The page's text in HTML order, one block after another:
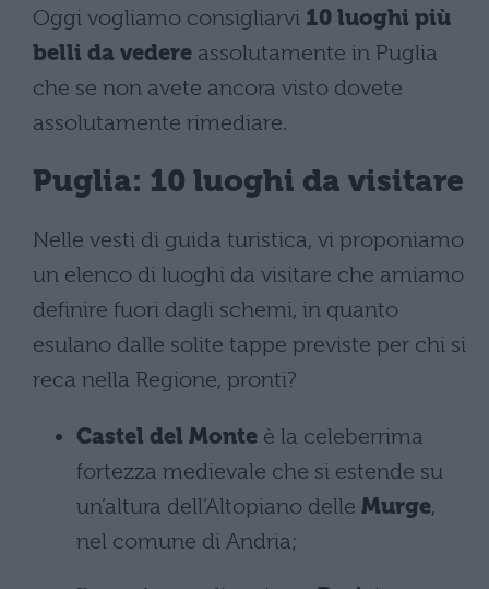
Oggi vogliamo consigliarvi 10 luoghi più
belli da vedere assolutamente in Puglia
che se non avete ancora visto dovete
assolutamente rimediare.
Puglia: 10 luoghi da visitare
Nelle vesti di guida turistica, vi proponiamo
un elenco di luoghi da visitare che amiamo
definire fuori dagli schemi, in quanto
esulano dalle solite tappe previste per chi si
reca nella Regione, pronti?
Castel del Monte è la celeberrima
fortezza medievale che si estende su
un’altura dell’Altopiano delle Murge,
nel comune di Andria;